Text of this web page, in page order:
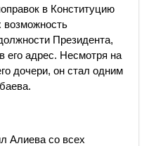
в Конституцию
Президента,
его адрес. Несмотря на
дочери, он стал одним
Алиева со всех